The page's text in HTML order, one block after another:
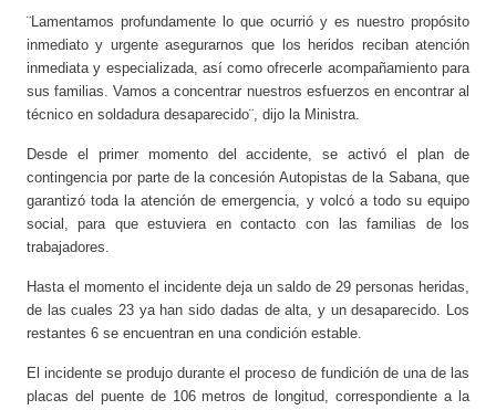
¨Lamentamos profundamente lo que ocurrió y es nuestro propósito
inmediato y urgente asegurarnos que los heridos reciban atención
inmediata y especializada, así como ofrecerle acompañamiento para
sus familias. Vamos a concentrar nuestros esfuerzos en encontrar al
técnico en soldadura desaparecido¨, dijo la Ministra.
Desde el primer momento del accidente, se activó el plan de
contingencia por parte de la concesión Autopistas de la Sabana, que
garantizó toda la atención de emergencia, y volcó a todo su equipo
social, para que estuviera en contacto con las familias de los
trabajadores.
Hasta el momento el incidente deja un saldo de 29 personas heridas,
de las cuales 23 ya han sido dadas de alta, y un desaparecido. Los
restantes 6 se encuentran en una condición estable.
El incidente se produjo durante el proceso de fundición de una de las
placas del puente de 106 metros de longitud, correspondiente a la